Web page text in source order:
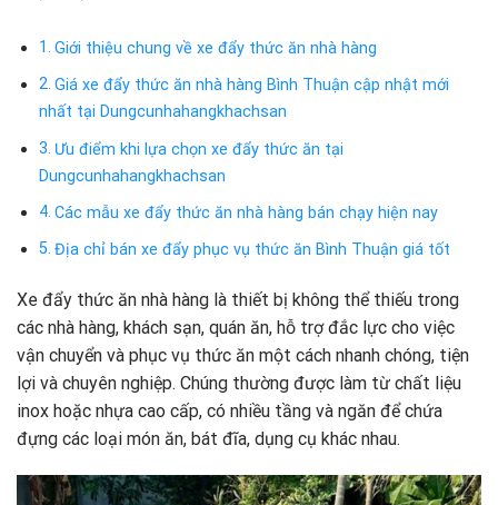
Giới thiệu chung về xe đẩy thức ăn nhà hàng
Giá xe đẩy thức ăn nhà hàng Bình Thuận cập nhật mới
nhất tại Dungcunhahangkhachsan
Ưu điểm khi lựa chọn xe đẩy thức ăn tại
Dungcunhahangkhachsan
Các mẫu xe đẩy thức ăn nhà hàng bán chạy hiện nay
Địa chỉ bán xe đẩy phục vụ thức ăn Bình Thuận giá tốt
Xe đẩy thức ăn nhà hàng là thiết bị không thể thiếu trong
các nhà hàng, khách sạn, quán ăn, hỗ trợ đắc lực cho việc
vận chuyển và phục vụ thức ăn một cách nhanh chóng, tiện
lợi và chuyên nghiệp. Chúng thường được làm từ chất liệu
inox hoặc nhựa cao cấp, có nhiều tầng và ngăn để chứa
đựng các loại món ăn, bát đĩa, dụng cụ khác nhau.